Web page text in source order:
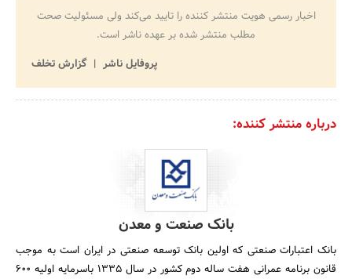
اخبار رسمی هویت منتشر کننده را تایید می‌کند ولی مسئولیت صحت
مطلب منتشر شده بر عهده ناشر است.
پروفایل ناشر
گزارش تخلف
درباره منتشر کننده:
بانک صنعت و معدن
بانک اعتبارات صنعتی که اولین بانک توسعه صنعتی در ایران است به موجب
قانون برنامه عمرانی هفت ساله دوم کشور در سال 1335 باسرمایه اولیه 600